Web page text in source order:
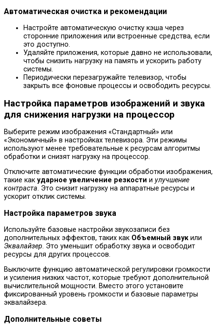
Автоматическая очистка и рекомендации
Настройте автоматическую очистку кэша через
сторонние приложения или встроенные средства, если
это доступно.
Удаляйте приложения, которые давно не использовали,
чтобы снизить нагрузку на память и ускорить работу
системы.
Периодически перезагружайте телевизор, чтобы
закрыть все фоновые процессы и освободить ресурсы.
Настройка параметров изображений и звука
для снижения нагрузки на процессор
Выберите режим изображения «Стандартный» или
«Экономичный» в настройках телевизора. Эти режимы
используют менее требовательные к ресурсам алгоритмы
обработки и снизят нагрузку на процессор.
Отключите автоматические функции обработки изображения,
такие как ударное увеличение резкости и улучшение
контраста. Это снизит нагрузку на аппаратные ресурсы и
ускорит отклик системы.
Настройка параметров звука
Используйте базовые настройки звукозаписи без
дополнительных эффектов, таких как Объемный звук или
Эквалайзер. Это уменьшит обработку звука и освободит
ресурсы для других процессов.
Выключите функцию автоматической регулировки громкости
и усиления низких частот, которые требуют дополнительной
вычислительной мощности. Вместо этого установите
фиксированный уровень громкости и базовые параметры
эквалайзера.
Дополнительные советы